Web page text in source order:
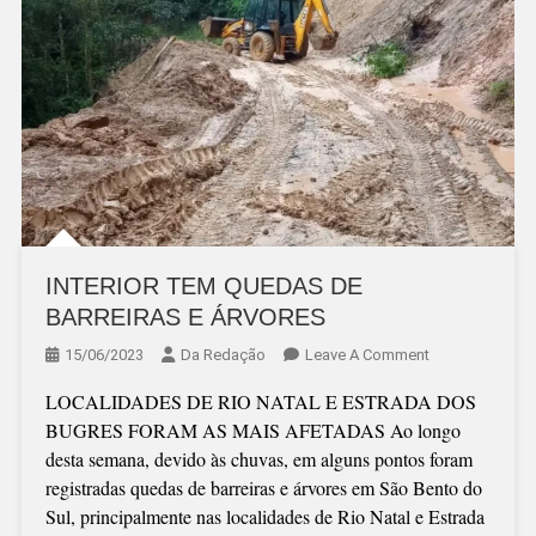
INTERIOR TEM QUEDAS DE
BARREIRAS E ÁRVORES
15/06/2023 Da Redação Leave A CommentOn
TEM
QUEDAS
DE
BARREIRAS
E
LOCALIDADES DE RIO NATAL E ESTRADA DOS
BUGRES FORAM AS MAIS AFETADAS Ao longo
desta semana, devido às chuvas, em alguns pontos foram
registradas quedas de barreiras e árvores em São Bento do
Sul, principalmente nas localidades de Rio Natal e Estrada